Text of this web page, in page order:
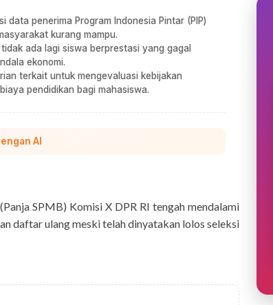
data penerima Program Indonesia Pintar (PIP)
kurang mampu.
ada lagi siswa berprestasi yang gagal
ekonomi.
terkait untuk mengevaluasi kebijakan
pendidikan bagi mahasiswa.
AI
SPMB) Komisi X DPR RI tengah mendalami
daftar ulang meski telah dinyatakan lolos seleksi